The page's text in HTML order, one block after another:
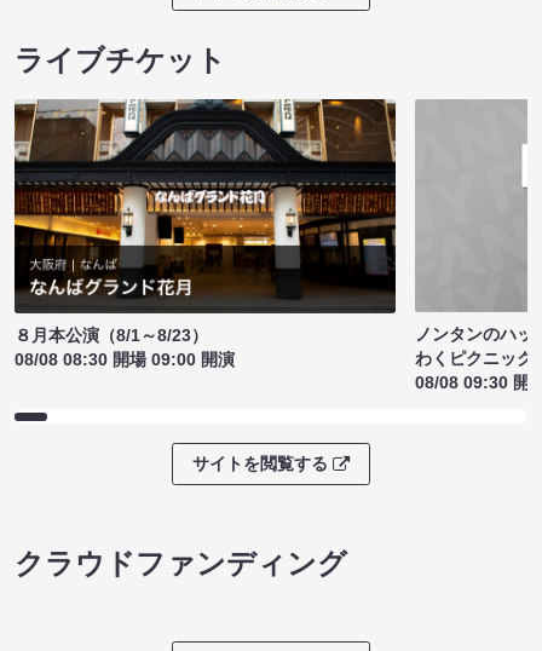
ライブチケット
８月本公演（8/1～8/23）
08/08 08:30 開場 09:00 開演
ノンタンのハッ
わくピクニック
08/08 09:30 開
サイトを閲覧する
クラウドファンディング